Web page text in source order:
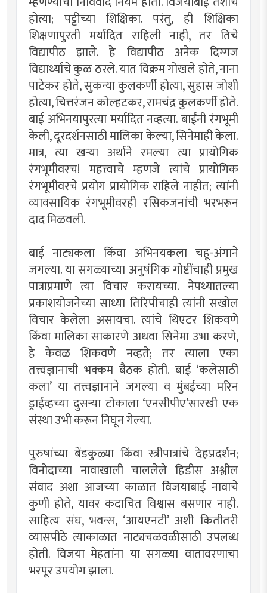
होत्या; पट्टीच्या शिक्षिका. परंतु, ही शिक्षिका
शिक्षणापुरती मर्यादित राहिली नाही, तर तिचे
विद्यापीठ झाले. हे विद्यापीठ अनेक दिग्गज
विद्यार्थ्यांचे कुळ ठरले. यात विक्रम गोखले होते, नाना
पाटेकर होते, सुकन्या कुलकर्णी होत्या, सुहास जोशी
होत्या, चित्तरंजन कोल्हटकर, रामचंद्र कुलकर्णी होते.
बाई अभिनयापुरत्या मर्यादित नव्हत्या. बाईंनी रंगभूमी
केली, दूरदर्शनसाठी मालिका केल्या, सिनेमाही केला.
मात्र, त्या खर्‍या अर्थाने रमल्या त्या प्रायोगिक
रंगभूमीवरच! महत्त्वाचे म्हणजे त्यांचे प्रायोगिक
रंगभूमीवरचे प्रयोग प्रायोगिक राहिले नाहीत; त्यांनी
व्यावसायिक रंगभूमीवरही रसिकजनांची भरभरून
दाद मिळवली.
बाई नाट्यकला किंवा अभिनयकला चहू-अंगाने
जगल्या. या सगळ्याच्या अनुषंगिक गोष्टींचाही प्रमुख
पात्राप्रमाणे त्या विचार करायच्या. नेपथ्यातल्या
प्रकाशयोजनेच्या साध्या तिरिपीचाही त्यांनी सखोल
विचार केलेला असायचा. त्यांचे थिएटर शिकवणे
किंवा मालिका साकारणे अथवा सिनेमा उभा करणे,
हे केवळ शिकवणे नव्हते; तर त्याला एका
तत्त्वज्ञानाची भक्कम बैठक होती. बाई ‘कलेसाठी
कला’ या तत्त्वज्ञानाने जगल्या व मुंबईच्या मरिन
ड्राईव्हच्या दुसर्‍या टोकाला ‘एनसीपीए’सारखी एक
संस्था उभी करून निघून गेल्या.
पुरुषांच्या बेंडकुळ्या किंवा स्त्रीपात्रांचे देहप्रदर्शन;
विनोदाच्या नावाखाली चाललेले हिडीस अश्लील
संवाद अशा आजच्या काळात विजयाबाई नावाचे
कुणी होते, यावर कदाचित विश्वास बसणार नाही.
साहित्य संघ, भवन्स, ‘आयएनटी’ अशी कितीतरी
व्यासपीठे त्याकाळात नाट्यचळवळीसाठी उपलब्ध
होती. विजया मेहतांना या सगळ्या वातावरणाचा
भरपूर उपयोग झाला.